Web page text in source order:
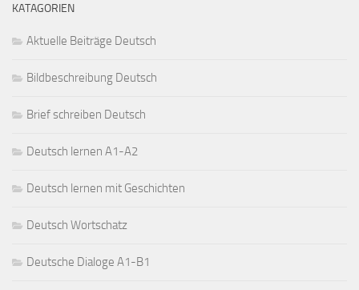
KATAGORIEN
Aktuelle Beiträge Deutsch
Bildbeschreibung Deutsch
Brief schreiben Deutsch
Deutsch lernen A1-A2
Deutsch lernen mit Geschichten
Deutsch Wortschatz
Deutsche Dialoge A1-B1